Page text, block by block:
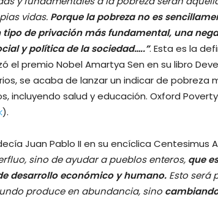
vidas. Porque la pobreza no es
tipo de privación más fundamental, una
y política de la sociedad…..”. Esta es la
el premio Nobel Amartya Sen en su libro
se acaba de lanzar un indicar de pobreza
incluyendo salud y educación. Oxford
).
Juan Pablo II en su encíclica Centesimus
sino de ayudar a pueblos enteros, que
desarrollo económico y humano. Esto será
produce en abundancia, sino